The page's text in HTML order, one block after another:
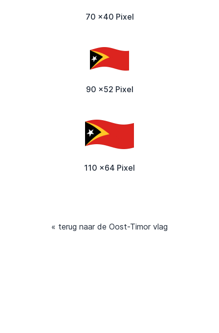
70 x40 Pixel
90 x52 Pixel
110 x64 Pixel
« terug naar de Oost-Timor vlag